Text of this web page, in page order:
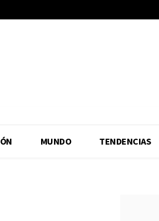
MUNDO TENDENCIAS